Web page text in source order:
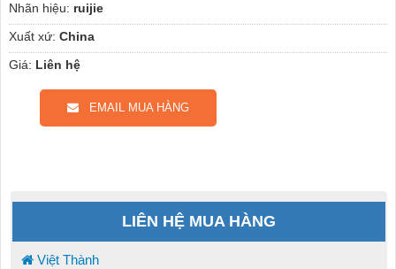
Nhãn hiệu: ruijie
Xuất xứ: China
Giá: Liên hệ
EMAIL MUA HÀNG
LIÊN HỆ MUA HÀNG
Việt Thành